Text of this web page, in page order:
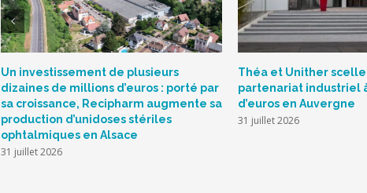
Un investissement de plusieurs
dizaines de millions d’euros : porté par
sa croissance, Recipharm augmente sa
production d’unidoses stériles
ophtalmiques en Alsace
31 juillet 2026
Théa et Unither
partenariat industriel
d’euros en Auvergne
31 juillet 2026